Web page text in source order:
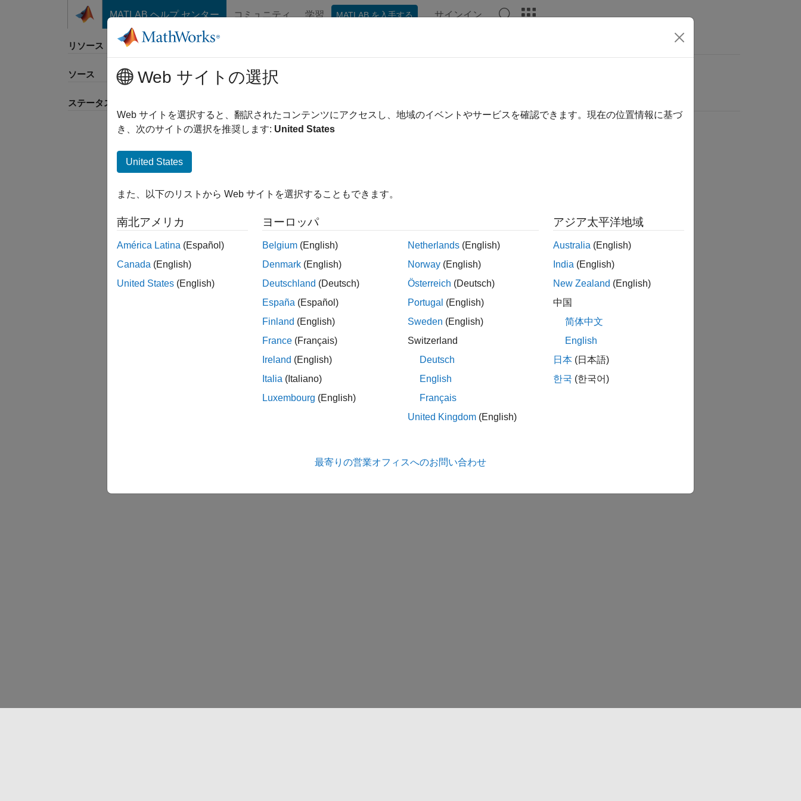
コンテンツへスキップ
MATLAB ヘルプ センター コミュニティ 学習 MATLAB を入手する サインイン
リソース
ソース
ステータス
並べ替え
Web サイトの選択
Web サイトを選択すると、翻訳されたコンテンツにアクセスし、地域のイベントやサービスを確認できます。現在の位置情報に基づ
き、次のサイトの選択を推奨します: United States
United States
また、以下のリストから Web サイトを選択することもできます。
南北アメリカ
América Latina (Español)
Canada (English)
United States (English)
ヨーロッパ
Belgium (English)
Denmark (English)
Deutschland (Deutsch)
España (Español)
Finland (English)
France (Français)
Ireland (English)
Italia (Italiano)
Luxembourg (English)
Netherlands (English)
Norway (English)
Österreich (Deutsch)
Portugal (English)
Sweden (English)
Switzerland
Deutsch
English
Français
United Kingdom (English)
アジア太平洋地域
Australia (English)
India (English)
New Zealand (English)
中国
简体中文
English
日本 (日本語)
한국 (한국어)
最寄りの営業オフィスへのお問い合わせ